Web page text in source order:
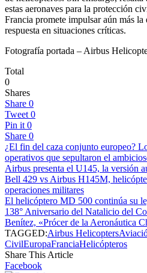
estas aeronaves para la protección
Francia promete impulsar aún más
respuesta en situaciones críticas.
Fotografía portada – Airbus
Total
0
Shares
Share 0
Tweet 0
Pin it 0
Share 0
¿El fin del caza conjunto europeo?
operativos que sepultaron el
Airbus presenta el U145, la versión
Bell 429 vs Airbus H145M,
operaciones militares
El helicóptero MD 500 continúa su
138° Aniversario del Natalicio del
Benítez, «Prócer de la Aeronáutica
TAGGED:Airbus Helicopters
CivilEuropaFranciaHelicópteros
Share This Article
Facebook